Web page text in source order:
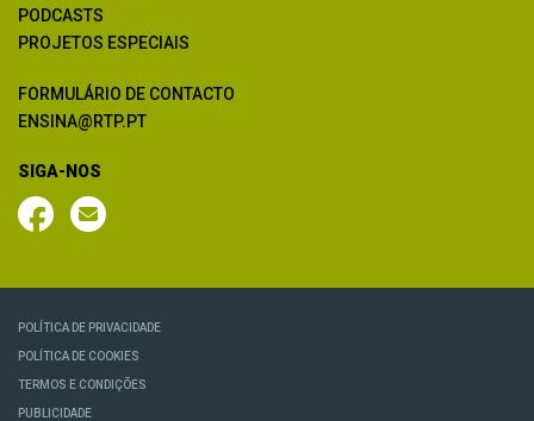
PODCASTS
PROJETOS ESPECIAIS
FORMULÁRIO DE CONTACTO
ENSINA@RTP.PT
SIGA-NOS
POLÍTICA DE PRIVACIDADE
POLÍTICA DE COOKIES
TERMOS E CONDIÇÕES
PUBLICIDADE